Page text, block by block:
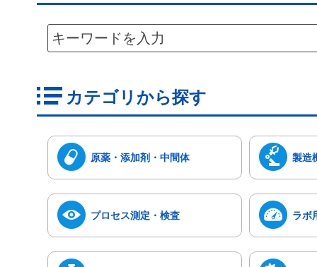
カテゴリから探す
原薬・添加剤・中間体 製造
プロセス測定・検査 ラボ